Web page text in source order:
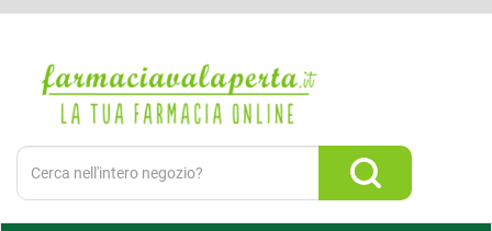
principale
Valaperta
Cerca
Prodotto
Cerca Prodotto